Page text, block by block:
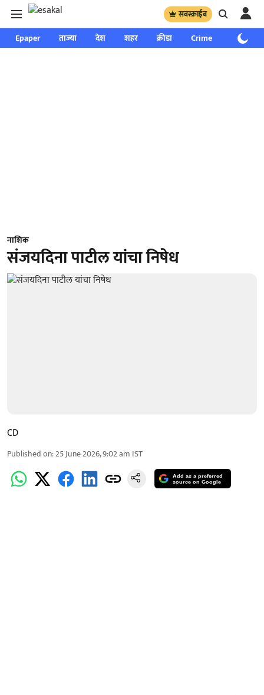
सबस्क्राईब
Epaper ताज्या देश शहर क्रीडा Crime साप्ताहिक
नाशिक
संजयदिना पाटील यांचा निषेध
CD
Published on:25 June 2026, 9:02 am IST
Add as a preferred
source on Google